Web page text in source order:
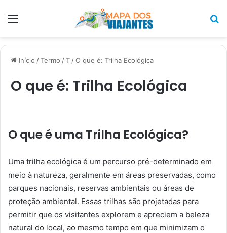
Menu
Início /Termo /T /O que é: Trilha Ecológica
O que é: Trilha Ecológica
O que é uma Trilha Ecológica?
Uma trilha ecológica é um percurso pré-determinado em
meio à natureza, geralmente em áreas preservadas, como
parques nacionais, reservas ambientais ou áreas de
proteção ambiental. Essas trilhas são projetadas para
permitir que os visitantes explorem e apreciem a beleza
natural do local, ao mesmo tempo em que minimizam o